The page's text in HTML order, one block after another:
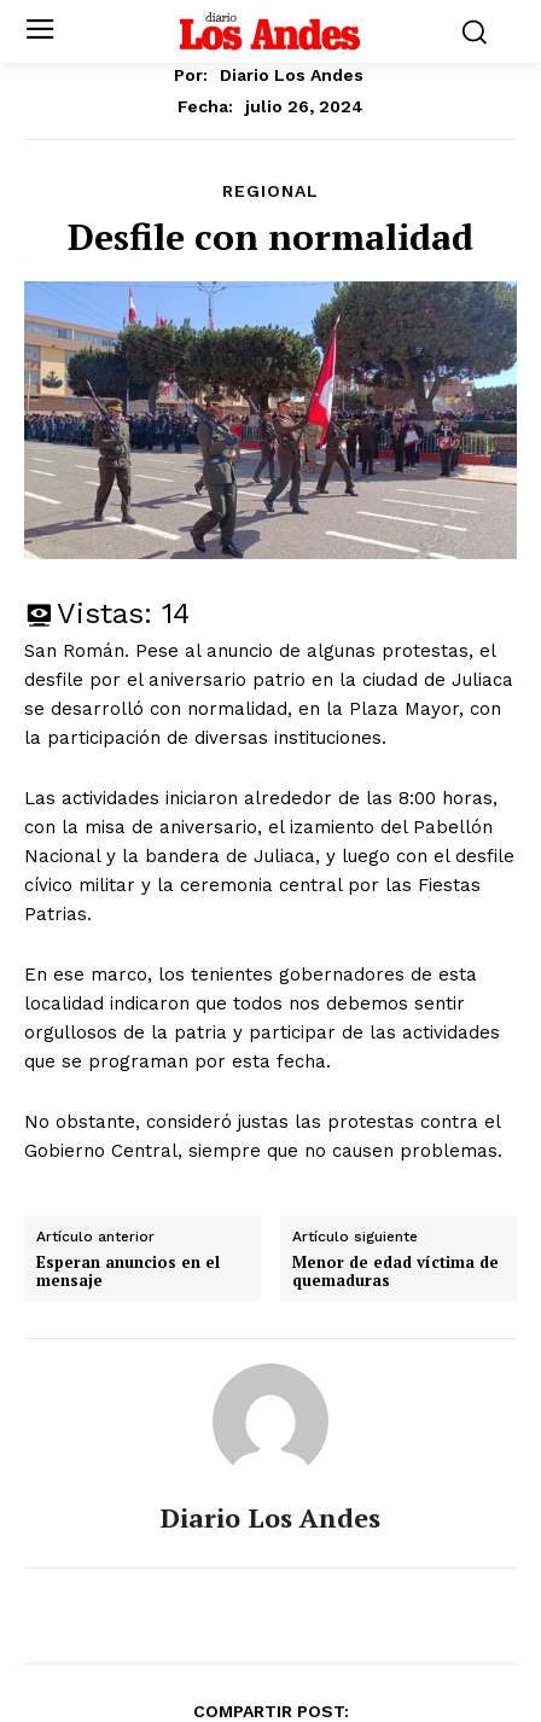
Por:
Diario Los Andes
Fecha:
julio 26, 2024
REGIONAL
Desfile con normalidad
Vistas: 14
San Román. Pese al anuncio de algunas protestas, el
desfile por el aniversario patrio en la ciudad de Juliaca
se desarrolló con normalidad, en la Plaza Mayor, con
la participación de diversas instituciones.
Las actividades iniciaron alrededor de las 8:00 horas,
con la misa de aniversario, el izamiento del Pabellón
Nacional y la bandera de Juliaca, y luego con el desfile
cívico militar y la ceremonia central por las Fiestas
Patrias.
En ese marco, los tenientes gobernadores de esta
localidad indicaron que todos nos debemos sentir
orgullosos de la patria y participar de las actividades
que se programan por esta fecha.
No obstante, consideró justas las protestas contra el
Gobierno Central, siempre que no causen problemas.
Artículo anterior
Esperan anuncios en el
mensaje
Artículo siguiente
Menor de edad víctima de
quemaduras
Diario Los Andes
COMPARTIR POST: